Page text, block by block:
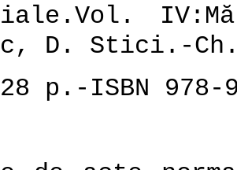
D. Stici.-
p.-ISBN 978-